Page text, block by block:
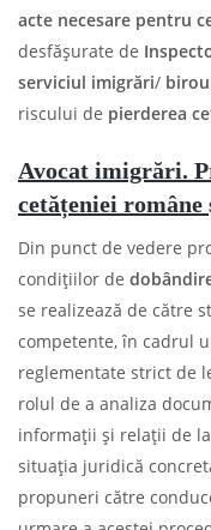
acte necesare pentru
desfășurate de
serviciul imigrări/
riscului de pierderea
Avocat imigrări.
cetățeniei
Din punct de vedere
condițiilor de
se realizează de către
competente, în cadrul
reglementate strict de
rolul de a analiza
informații și relații de
situația juridică
propuneri către